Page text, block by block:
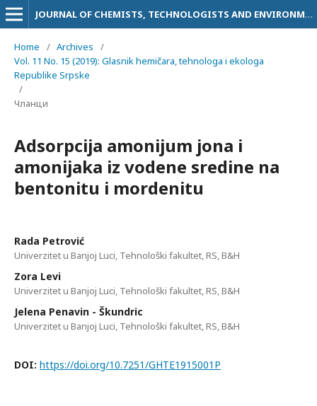
JOURNAL OF CHEMISTS, TECHNOLOGISTS AND ENVIRONMENTALISTS
Home / Archives
/
Vol. 11 No. 15 (2019): Glasnik hemičara, tehnologa i ekologa
Republike Srpske
/
Чланци
Adsorpcija amonijum jona i
amonijaka iz vodene sredine na
bentonitu i mordenitu
Rada Petrović
Univerzitet u Banjoj Luci, Tehnološki fakultet, RS, B&H
Zora Levi
Univerzitet u Banjoj Luci, Tehnološki fakultet, RS, B&H
Jelena Penavin - Škundric
Univerzitet u Banjoj Luci, Tehnološki fakultet, RS, B&H
DOI: https://doi.org/10.7251/GHTE1915001P